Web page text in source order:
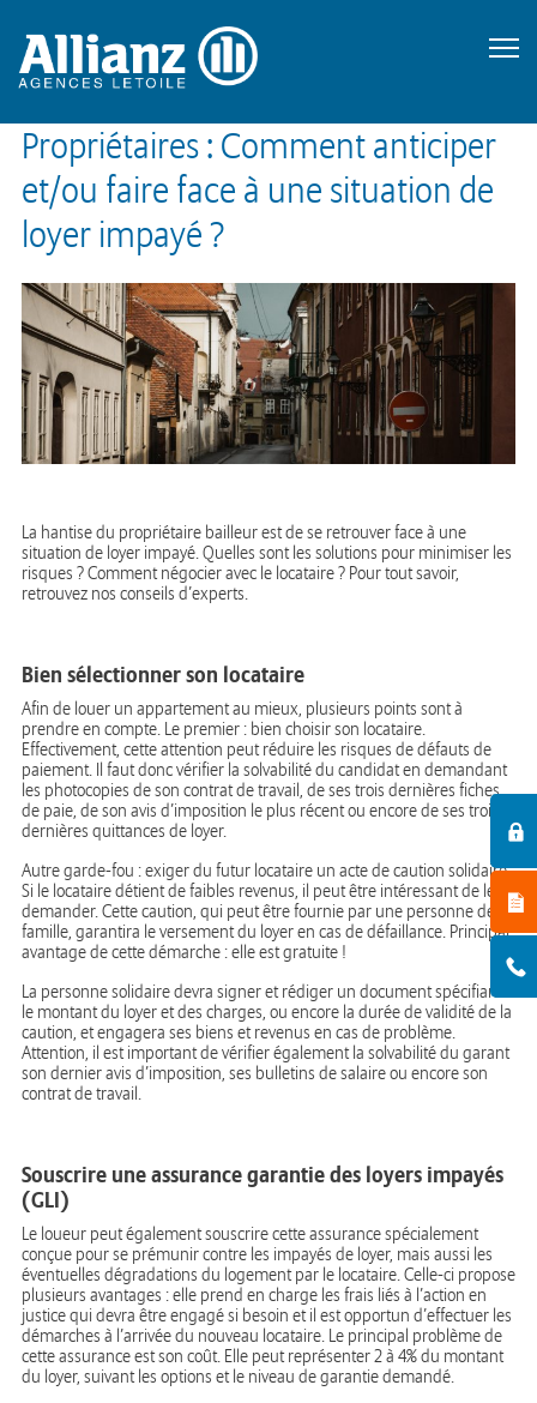
Propriétaires : Comment anticiper
et/ou faire face à une situation de
loyer impayé ?
La hantise du propriétaire bailleur est de se retrouver face à une
situation de loyer impayé. Quelles sont les solutions pour minimiser les
risques ? Comment négocier avec le locataire ? Pour tout savoir,
retrouvez nos conseils d’experts.
Bien sélectionner son locataire
Afin de louer un appartement au mieux, plusieurs points sont à
prendre en compte. Le premier : bien choisir son locataire.
Effectivement, cette attention peut réduire les risques de défauts de
paiement. Il faut donc vérifier la solvabilité du candidat en demandant
les photocopies de son contrat de travail, de ses trois dernières fiches
de paie, de son avis d’imposition le plus récent ou encore de ses trois
dernières quittances de loyer.
Autre garde-fou : exiger du futur locataire un acte de caution solidaire.
Si le locataire détient de faibles revenus, il peut être intéressant de le
demander. Cette caution, qui peut être fournie par une personne de sa
famille, garantira le versement du loyer en cas de défaillance. Principal
avantage de cette démarche : elle est gratuite !
La personne solidaire devra signer et rédiger un document spécifiant
le montant du loyer et des charges, ou encore la durée de validité de la
caution, et engagera ses biens et revenus en cas de problème.
Attention, il est important de vérifier également la solvabilité du garant
son dernier avis d’imposition, ses bulletins de salaire ou encore son
contrat de travail.
Souscrire une assurance garantie des loyers impayés
(GLI)
Le loueur peut également souscrire cette assurance spécialement
conçue pour se prémunir contre les impayés de loyer, mais aussi les
éventuelles dégradations du logement par le locataire. Celle-ci propose
plusieurs avantages : elle prend en charge les frais liés à l’action en
justice qui devra être engagé si besoin et il est opportun d’effectuer les
démarches à l’arrivée du nouveau locataire. Le principal problème de
cette assurance est son coût. Elle peut représenter 2 à 4% du montant
du loyer, suivant les options et le niveau de garantie demandé.